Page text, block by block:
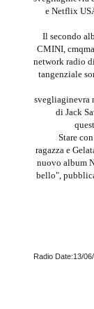
e Netflix
Il secondo
CMINI,
network radio
tangenziale
svegliaginevra
di Jack
Stare
ragazza e
nuovo album
bello",
Radio Date:13/